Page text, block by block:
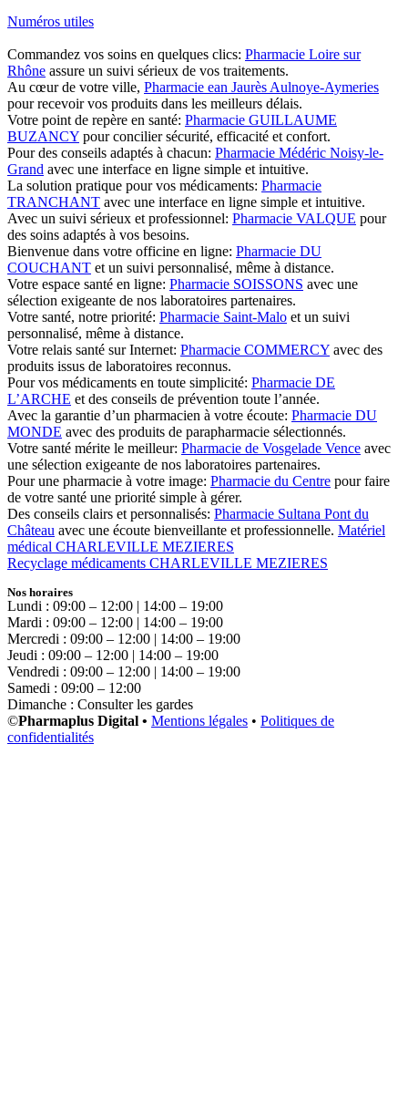
Numéros utiles
Commandez vos soins en quelques clics: Pharmacie Loire sur
Rhône assure un suivi sérieux de vos traitements.
Au cœur de votre ville, Pharmacie ean Jaurès Aulnoye-Aymeries
pour recevoir vos produits dans les meilleurs délais.
Votre point de repère en santé: Pharmacie GUILLAUME
BUZANCY pour concilier sécurité, efficacité et confort.
Pour des conseils adaptés à chacun: Pharmacie Médéric Noisy-le-
Grand avec une interface en ligne simple et intuitive.
La solution pratique pour vos médicaments: Pharmacie
TRANCHANT avec une interface en ligne simple et intuitive.
Avec un suivi sérieux et professionnel: Pharmacie VALQUE pour
des soins adaptés à vos besoins.
Bienvenue dans votre officine en ligne: Pharmacie DU
COUCHANT et un suivi personnalisé, même à distance.
Votre espace santé en ligne: Pharmacie SOISSONS avec une
sélection exigeante de nos laboratoires partenaires.
Votre santé, notre priorité: Pharmacie Saint-Malo et un suivi
personnalisé, même à distance.
Votre relais santé sur Internet: Pharmacie COMMERCY avec des
produits issus de laboratoires reconnus.
Pour vos médicaments en toute simplicité: Pharmacie DE
L’ARCHE et des conseils de prévention toute l’année.
Avec la garantie d’un pharmacien à votre écoute: Pharmacie DU
MONDE avec des produits de parapharmacie sélectionnés.
Votre santé mérite le meilleur: Pharmacie de Vosgelade Vence avec
une sélection exigeante de nos laboratoires partenaires.
Pour une pharmacie à votre image: Pharmacie du Centre pour faire
de votre santé une priorité simple à gérer.
Des conseils clairs et personnalisés: Pharmacie Sultana Pont du
Château avec une écoute bienveillante et professionnelle. Matériel
médical CHARLEVILLE MEZIERES
Recyclage médicaments CHARLEVILLE MEZIERES
Nos horaires
Lundi : 09:00 – 12:00 | 14:00 – 19:00
Mardi : 09:00 – 12:00 | 14:00 – 19:00
Mercredi : 09:00 – 12:00 | 14:00 – 19:00
Jeudi : 09:00 – 12:00 | 14:00 – 19:00
Vendredi : 09:00 – 12:00 | 14:00 – 19:00
Samedi : 09:00 – 12:00
Dimanche : Consulter les gardes
©Pharmaplus Digital • Mentions légales • Politiques de
confidentialités